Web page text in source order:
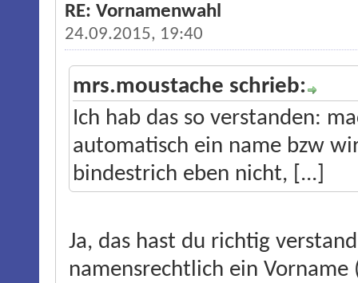
RE: Vornamenwahl
24.09.2015, 19:40
mrs.moustache schrieb:
Ich hab das so verstanden:
automatisch ein name bzw
bindestrich eben nicht, [...]
Ja, das hast du richtig
namensrechtlich ein